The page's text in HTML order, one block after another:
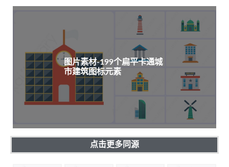
图片素材-199个扁平卡通城
市建筑图标元素
点击更多同源